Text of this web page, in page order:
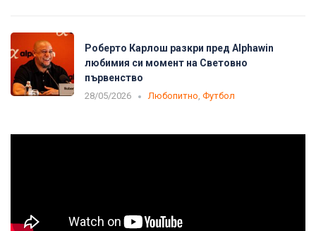
Роберто Карлош разкри пред Alphawin
любимия си момент на Световно
първенство
28/05/2026 Любопитно Футбол